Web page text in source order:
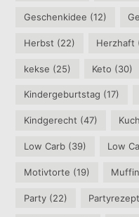
Geschenkidee (12)
Herbst (22) Herzhaft
kekse (25) Keto (30)
Kindergeburtstag (17)
Kindgerecht (47)
Low Carb (39) Low
Motivtorte (19)
Party (22)